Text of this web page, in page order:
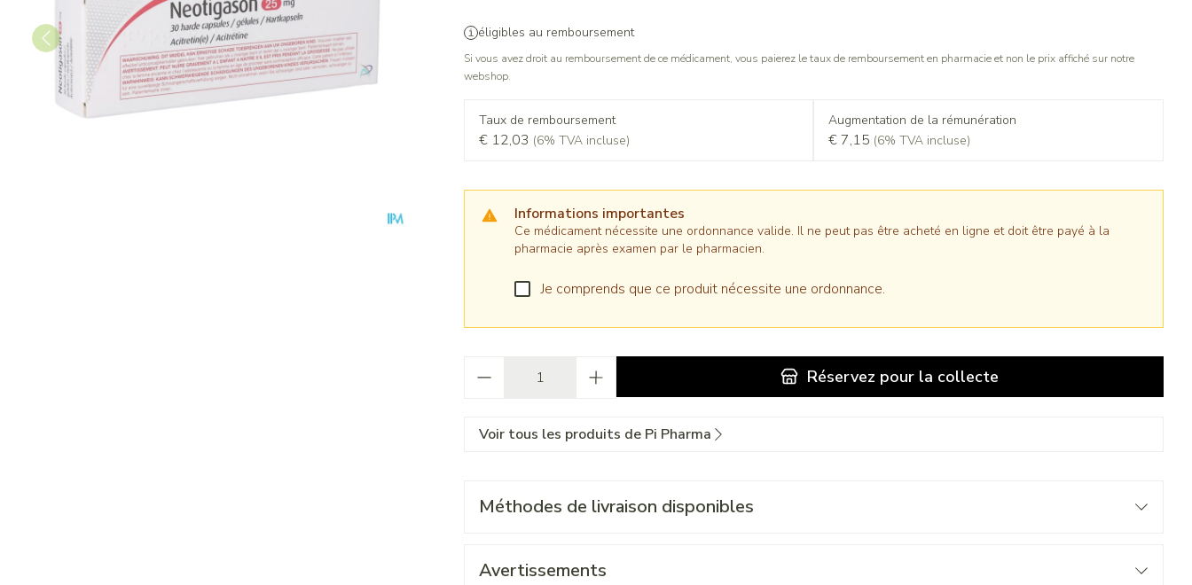
éligibles au remboursement
Si vous avez droit au remboursement de ce médicament, vous paierez le taux de remboursement en pharmacie et non le prix affiché sur notre
webshop.
Taux de remboursement
€ 12,03 (6% TVA incluse)
Augmentation de la rémunération
€ 7,15 (6% TVA incluse)
Informations importantes
Ce médicament nécessite une ordonnance valide. Il ne peut pas être acheté en ligne et doit être payé à la
pharmacie après examen par le pharmacien.
Je comprends que ce produit nécessite une ordonnance.
Réservez pour la collecte
Voir tous les produits de Pi Pharma
Méthodes de livraison disponibles
Avertissements